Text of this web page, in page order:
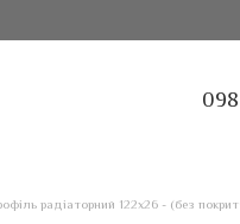
радіаторний 122х26 - (без